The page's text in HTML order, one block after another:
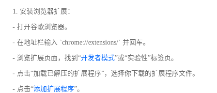
1. 安装浏览器扩展：
- 打开谷歌浏览器。
- 在地址栏输入 `chrome://extensions/` 并回车。
- 浏览扩展页面，找到“开发者模式”或“实验性”标签页。
- 点击“加载已解压的扩展程序”，选择你下载的扩展程序文件。
- 点击“添加扩展程序”。